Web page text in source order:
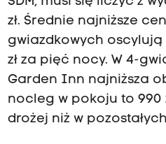
zł. Średnie najniższe
gwiazdkowych
zł za pięć nocy. W 4-
Garden Inn najniższa
nocleg w pokoju to 990
drożej niż w